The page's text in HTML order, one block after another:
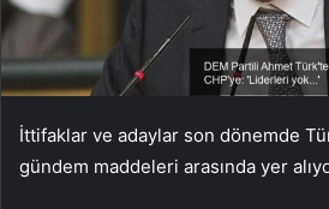
İttifaklar ve adaylar son dönemde
gündem maddeleri arasında yer